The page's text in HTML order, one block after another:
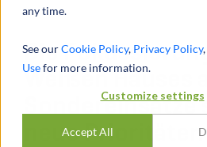
any time.
See ourCookie Policy, Privacy Policy
Usefor more information.
Customize settings
Accept All
Die
Weißen Hauses
Sondereinsätze
neue Prioritäten